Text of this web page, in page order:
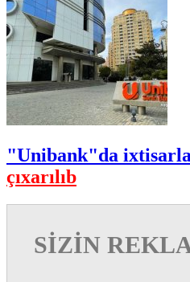
"Unibank"da
çıxarılıb
SİZİN